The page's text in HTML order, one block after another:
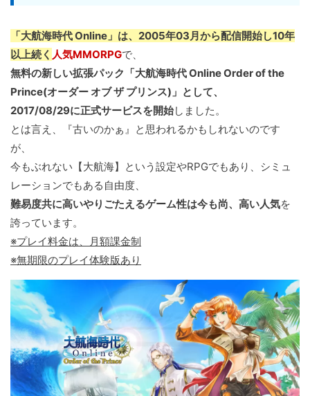
「大航海時代 Online」は、2005年03月から配信開始し10年
以上続く 人気MMORPGで、
無料の新しい拡張パック「大航海時代 Online Order of the
Prince(オーダー オブ ザ プリンス)」として、
2017/08/29に正式サービスを開始しました。
とは言え、『古いのかぁ』と思われるかもしれないのです
が、
今もぶれない【大航海】という設定やRPGでもあり、シミュ
レーションでもある自由度、
難易度共に高いやりごたえるゲーム性は今も尚、高い人気を
誇っています。
※プレイ料金は、月額課金制
※無期限のプレイ体験版あり